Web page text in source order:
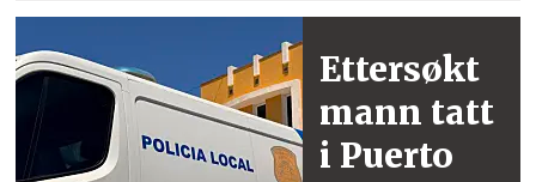
Ettersøkt
mann tatt
i Puerto